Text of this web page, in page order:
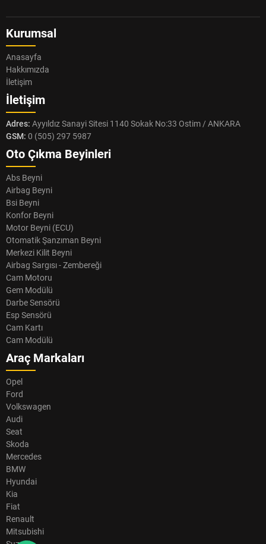
Kurumsal
Anasayfa
Hakkımızda
İletişim
İletişim
Adres: Ayyıldız Sanayi Sitesi 1140 Sokak No:33 Ostim / ANKARA
GSM: 0 (505) 297 5987
Oto Çıkma Beyinleri
Abs Beyni
Airbag Beyni
Bsi Beyni
Konfor Beyni
Motor Beyni (ECU)
Otomatik Şanzıman Beyni
Merkezi Kilit Beyni
Airbag Sargısı - Zembereği
Cam Motoru
Gem Modülü
Darbe Sensörü
Esp Sensörü
Cam Kartı
Cam Modülü
Araç Markaları
Opel
Ford
Volkswagen
Audi
Seat
Skoda
Mercedes
BMW
Hyundai
Kia
Fiat
Renault
Mitsubishi